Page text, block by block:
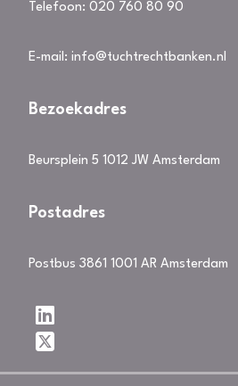
Telefoon: 020 760 80 90
E-mail: info@tuchtrechtbanken.nl
Bezoekadres
Beursplein 5 1012 JW Amsterdam
Postadres
Postbus 3861 1001 AR Amsterdam